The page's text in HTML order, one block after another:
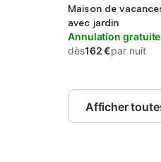
Maison de
avec jardin
Annulation gratuite
dès162 €par nuit
Afficher